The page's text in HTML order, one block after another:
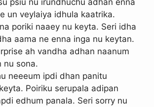
psiu nu irundhuchu adhan enna
un veylaiya idhula kaatrika.
poriki naaey nu keyta. Seri idha
aama ne enna inga nu keytan.
ah vandha adhan naanum
nu sona.
neeeum ipdi dhan panitu
Poiriku serupala adipan
edhum panala. Seri sorry nu